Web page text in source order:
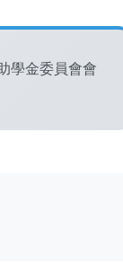
學金委員會會